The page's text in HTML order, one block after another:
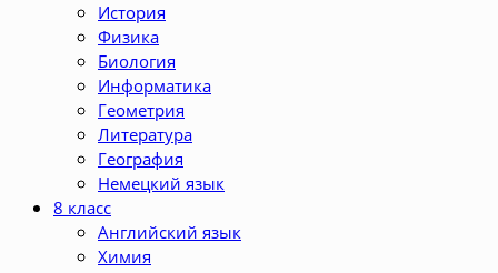
История
Физика
Биология
Информатика
Геометрия
Литература
География
Немецкий язык
8 класс
Английский язык
Химия